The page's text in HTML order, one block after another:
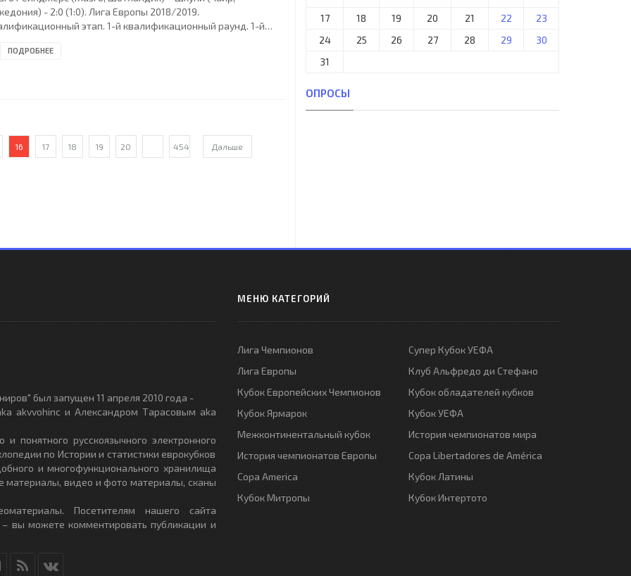
- 2:0 (1:0). Лига Европы 2018/2019.
этап. 1-й квалификационный раунд. 1-й
облачность. +19°C. Стадион Айброкс. 49309
ПОДРОБНЕЕ
16 17 18 19 20 454 Дальше
17
18 19 20 21 22
23
24
25 26 27 28 29
30
31
ОПРОСЫ
был запущен 11 апреля 2010 года -
akvvohinc и Александром Тарасовым aka
понятного русскоязычного электронного
по Истории и статистики еврокубков
и многофункционального хранилища
материалы, видео и фото материалы, сканы
Посетителям нашего сайта
вы можете комментировать публикации и
МЕНЮ КАТЕГОРИЙ
Лига Чемпионов
Лига Европы
Кубок Европейских Чемпионов
Кубок Ярмарок
Межконтинентальный кубок
История чемпионатов Европы
Copa America
Кубок Митропы
Супер Кубок УЕФА
Клуб Альфредо ди Стефано
Кубок обладателей кубков
Кубок УЕФА
История чемпионатов мира
Copa Libertadores de América
Кубок Латины
Кубок Интертото